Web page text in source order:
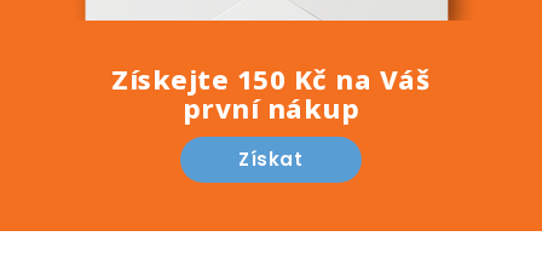
Získejte 150 Kč na Váš
první nákup
Získat